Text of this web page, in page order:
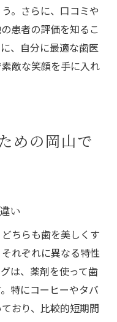
。さらに、口コミや
患者の評価を知るこ
、自分に最適な歯医
敵な笑顔を手に入れ
めの岡山で
い
ちらも歯を美しくす
れぞれに異なる特性
は、薬剤を使って歯
特にコーヒーやタバ
おり、比較的短期間